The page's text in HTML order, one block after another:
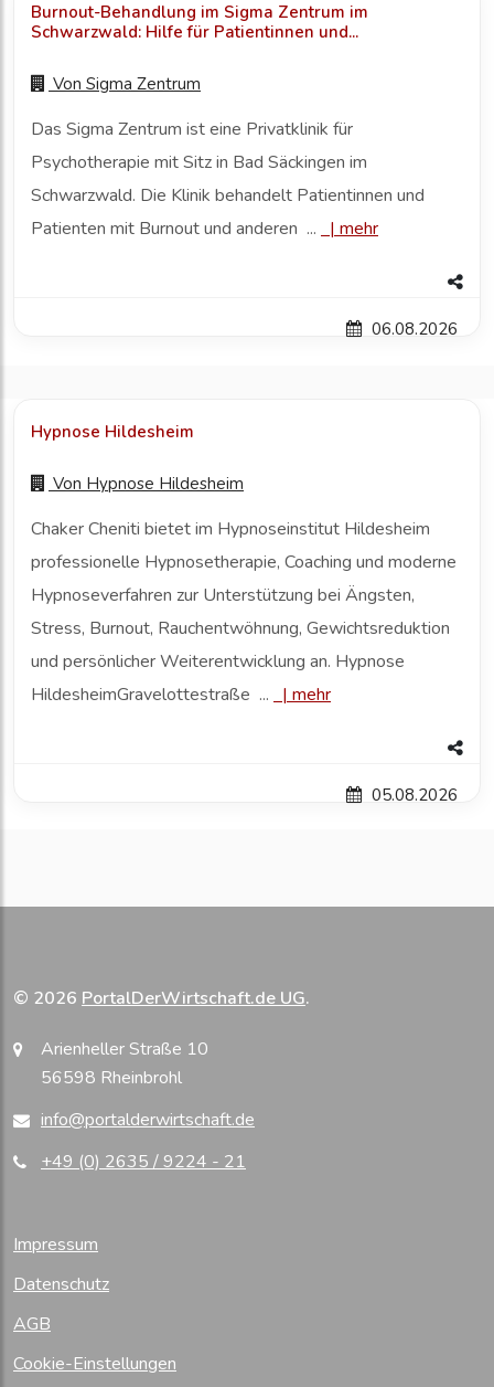
Burnout-Behandlung im Sigma Zentrum im
Schwarzwald: Hilfe für Patientinnen und...
Von Sigma Zentrum
Das Sigma Zentrum ist eine Privatklinik für
Psychotherapie mit Sitz in Bad Säckingen im
Schwarzwald. Die Klinik behandelt Patientinnen und
Patienten mit Burnout und anderen ...
| mehr
06.08.2026
Hypnose Hildesheim
Von Hypnose Hildesheim
Chaker Cheniti bietet im Hypnoseinstitut Hildesheim
professionelle Hypnosetherapie, Coaching und moderne
Hypnoseverfahren zur Unterstützung bei Ängsten,
Stress, Burnout, Rauchentwöhnung, Gewichtsreduktion
und persönlicher Weiterentwicklung an. Hypnose
HildesheimGravelottestraße ...
| mehr
05.08.2026
© 2026 PortalDerWirtschaft.de UG.
Arienheller Straße 10
56598 Rheinbrohl
info@portalderwirtschaft.de
+49 (0) 2635 / 9224 - 21
Impressum
Datenschutz
AGB
Cookie-Einstellungen